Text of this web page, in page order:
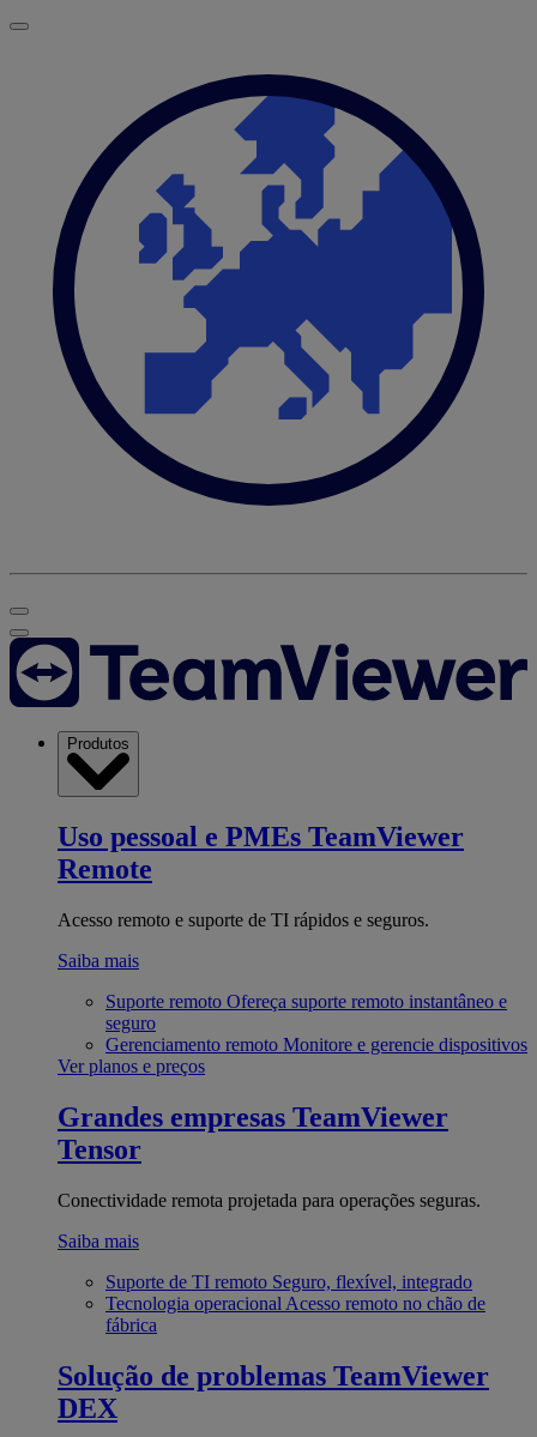
Produtos
Uso pessoal e PMEs TeamViewer
Remote
Acesso remoto e suporte de TI rápidos e seguros.
Saiba mais
Suporte remoto Ofereça suporte remoto instantâneo e
seguro
Gerenciamento remoto Monitore e gerencie dispositivos
Ver planos e preços
Grandes empresas TeamViewer
Tensor
Conectividade remota projetada para operações seguras.
Saiba mais
Suporte de TI remoto Seguro, flexível, integrado
Tecnologia operacional Acesso remoto no chão de
fábrica
Solução de problemas TeamViewer
DEX